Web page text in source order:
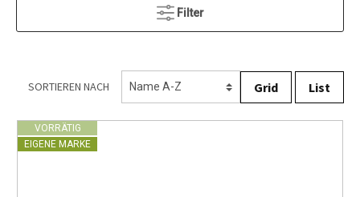
Filter
SORTIEREN NACH Grid List
VORRÄTIG
EIGENE MARKE